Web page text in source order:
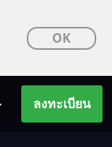
OK
ลงทะเบียน